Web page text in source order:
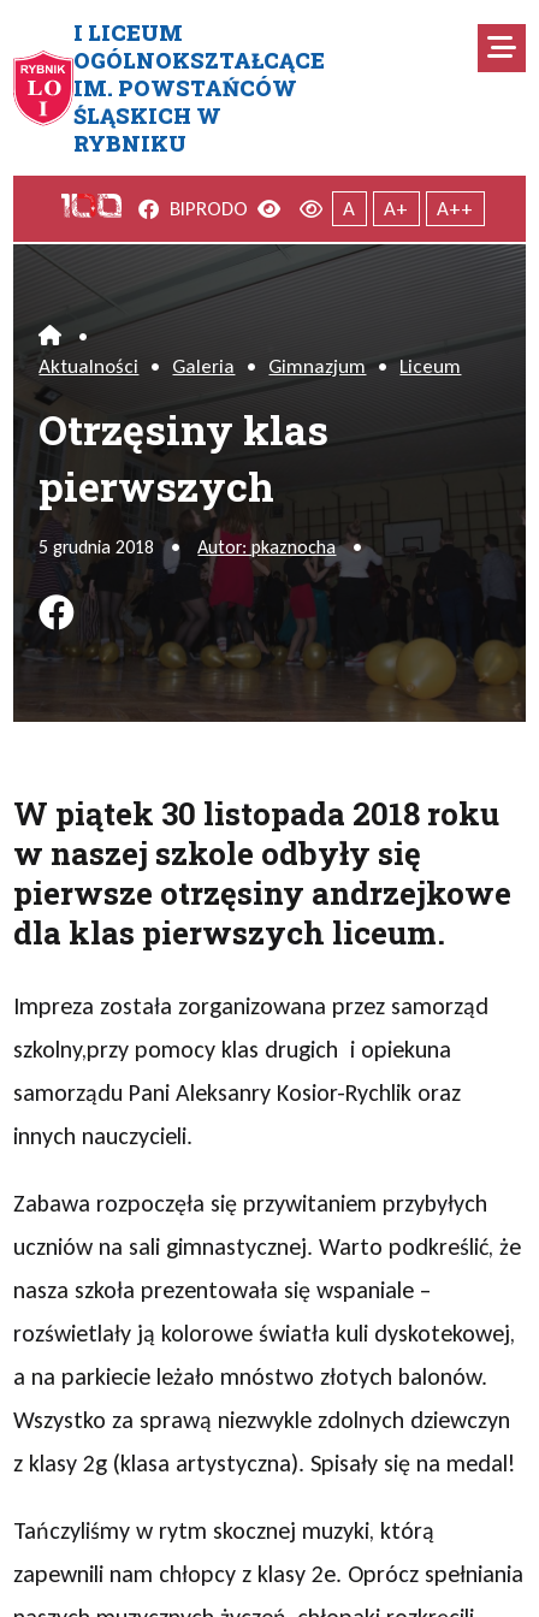
I LICEUM
OGÓLNOKSZTAŁCĄCE
IM. POWSTAŃCÓW
ŚLĄSKICH W
RYBNIKU
Otrzęsiny klas pierwszych
Facebook
BIPRODO Wersja kontrastowa
Wersja domyślna
A A+ A++
Home
•
Aktualności • Galeria • Gimnazjum • Liceum
Otrzęsiny klas
pierwszych
5 grudnia 2018 • Autor: pkaznocha •
Podziel się na FB
W piątek 30 listopada 2018 roku
w naszej szkole odbyły się
pierwsze otrzęsiny andrzejkowe
dla klas pierwszych liceum.
Impreza została zorganizowana przez samorząd
szkolny,przy pomocy klas drugich i opiekuna
samorządu Pani Aleksanry Kosior-Rychlik oraz
innych nauczycieli.
Zabawa rozpoczęła się przywitaniem przybyłych
uczniów na sali gimnastycznej. Warto podkreślić, że
nasza szkoła prezentowała się wspaniale –
rozświetlały ją kolorowe światła kuli dyskotekowej,
a na parkiecie leżało mnóstwo złotych balonów.
Wszystko za sprawą niezwykle zdolnych dziewczyn
z klasy 2g (klasa artystyczna). Spisały się na medal!
Tańczyliśmy w rytm skocznej muzyki, którą
zapewnili nam chłopcy z klasy 2e. Oprócz spełniania